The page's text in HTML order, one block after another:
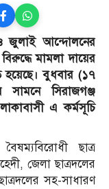
জুলাই আন্দোলনের
মামলা দায়ের
হয়েছে। বুধবার (১৭
সামনে সিরাজগঞ্জ
এ কর্মসূচি
ছাত্র
জেলা ছাত্রদলের
সহ-সাধারণ